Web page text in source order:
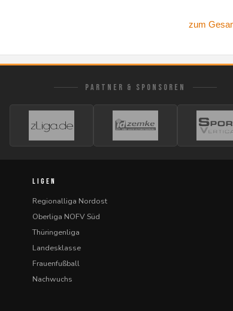
zum
PARTNER & SPONSOREN
LIGEN
Regionalliga Nordost
Oberliga NOFV Süd
Thüringenliga
Landesklasse
Frauenfußball
Nachwuchs